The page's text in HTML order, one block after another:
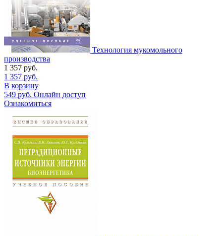
Технология мукомольного
производства
1 357 руб.
1 357 руб.
В корзину
549 руб. Онлайн доступ
Ознакомиться